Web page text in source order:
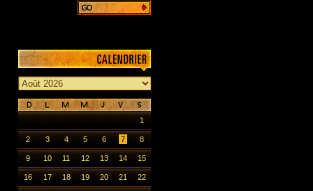
1
2 3 4 5 6 7 8
9 10 11 12 13 14 15
16 17 18 19 20 21 22